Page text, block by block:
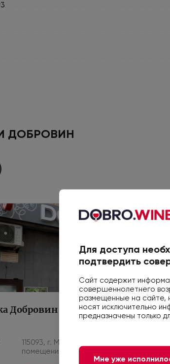
ДОБРОВИН
Добровин
115093, г. Москва, ул. Люсиновская, дом
помещение II
Для доступа
подтвердить
Сайт содержит
совершеннолетнего
размещенные на сайте,
носят исключительно
предназначены только
Мне уже